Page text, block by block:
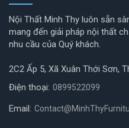
Nội Thất Minh Thy luôn sẵn
mang đến giải pháp nội thất
nhu cầu của Quý khách.
2C2 Ấp 5, Xã Xuân Thới Sơn,
Điện thoại: 0899522099
Email: